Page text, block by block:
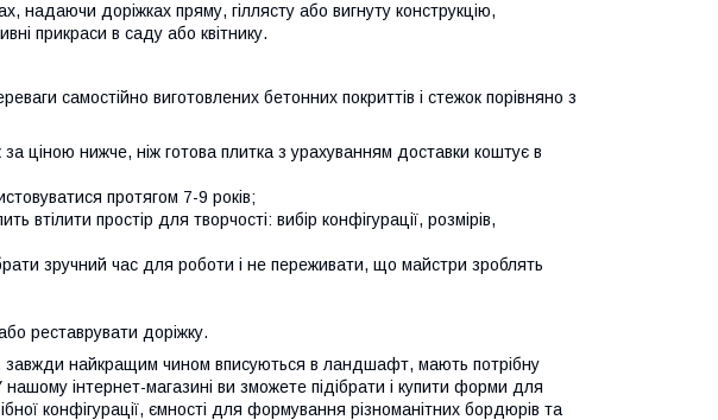
надаючи доріжках пряму, гіллясту або вигнуту конструкцію,
прикраси в саду або квітнику.
самостійно виготовлених бетонних покриттів і стежок порівняно з
ціною нижче, ніж готова плитка з урахуванням доставки коштує в
протягом 7-9 років;
втілити простір для творчості: вибір конфігурації, розмірів,
зручний час для роботи і не переживати, що майстри зроблять
реставрувати доріжку.
завжди найкращим чином вписуються в ландшафт, мають потрібну
інтернет-магазині ви зможете підібрати і купити форми для
конфігурації, ємності для формування різноманітних бордюрів та